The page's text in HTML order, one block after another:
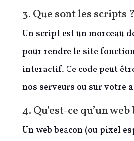
3. Que sont les scripts ?
Un script est un morceau
pour rendre le site
interactif. Ce code peut
nos serveurs ou sur votre
4. Qu’est-ce qu’un web
Un web beacon (ou pixel